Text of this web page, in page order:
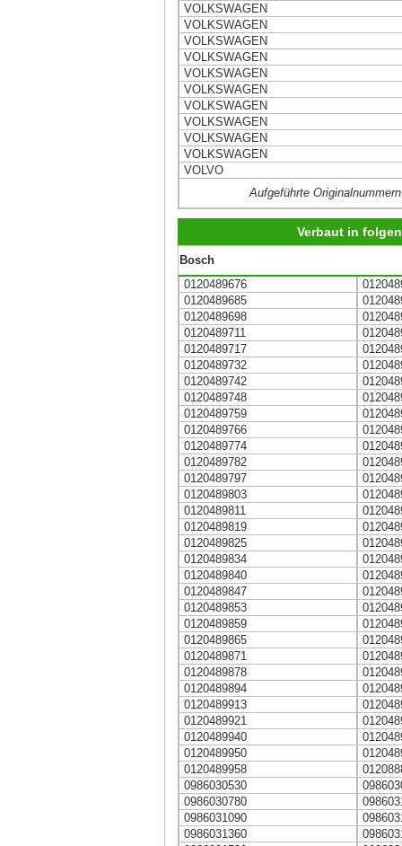
Aufgeführte
VOLKSWAGEN
VOLKSWAGEN
VOLKSWAGEN
VOLKSWAGEN
VOLKSWAGEN
VOLKSWAGEN
VOLKSWAGEN
VOLKSWAGEN
VOLKSWAGEN
VOLKSWAGEN
VOLVO
Verbaut in
Bosch
0120489676
0120489685
0120489698
0120489711
0120489717
0120489732
0120489742
0120489748
0120489759
0120489766
0120489774
0120489782
0120489797
0120489803
0120489811
0120489819
0120489825
0120489834
0120489840
0120489847
0120489853
0120489859
0120489865
0120489871
0120489878
0120489894
0120489913
0120489921
0120489940
0120489950
0120489958
0986030530
0986030780
0986031090
0986031360